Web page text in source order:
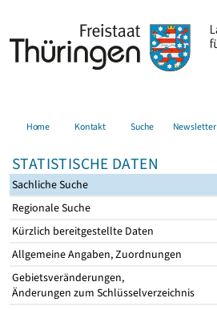
Home Kontakt Suche Newsletter
STATISTISCHE DATEN
Sachliche Suche
Regionale Suche
Kürzlich bereitgestellte Daten
Allgemeine Angaben, Zuordnungen
Gebietsveränderungen,
Änderungen zum Schlüsselverzeichnis